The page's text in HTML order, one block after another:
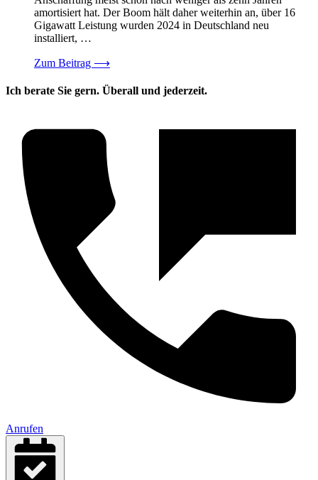
amortisiert hat. Der Boom hält daher weiterhin an, über 16
Gigawatt Leistung wurden 2024 in Deutschland neu
installiert, …
Zum Beitrag ⟶
Ich berate Sie gern. Überall und jederzeit.
Anrufen